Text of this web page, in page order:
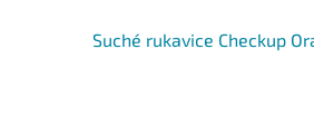
Suché rukavice Checkup